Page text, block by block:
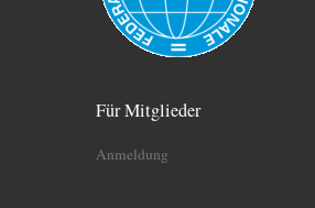
Für Mitglieder
Anmeldung